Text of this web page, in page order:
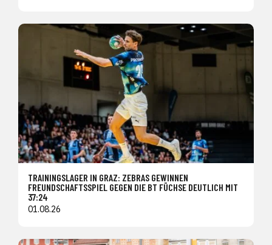
TRAININGSLAGER IN GRAZ: ZEBRAS GEWINNEN
FREUNDSCHAFTSSPIEL GEGEN DIE BT FÜCHSE DEUTLICH MIT
37:24
01.08.26